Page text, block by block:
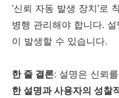
‘신뢰 자동 발생 장치’로
병행 관리해야 합니다.
이 발생할 수 있습니다.
한 줄 결론: 설명은 신뢰
한 설명과 사용자의 성찰